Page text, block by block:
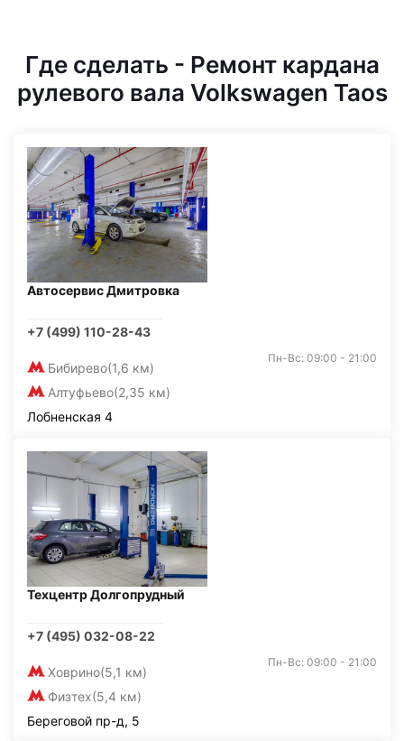
Где сделать - Ремонт кардана
рулевого вала Volkswagen Taos
Автосервис Дмитровка
+7 (499) 110-28-43
Бибирево(1,6 км)
Алтуфьево(2,35 км)
Пн-Вс: 09:00 - 21:00
Лобненская 4
Техцентр Долгопрудный
+7 (495) 032-08-22
Ховрино(5,1 км)
Физтех(5,4 км)
Пн-Вс: 09:00 - 21:00
Береговой пр-д, 5